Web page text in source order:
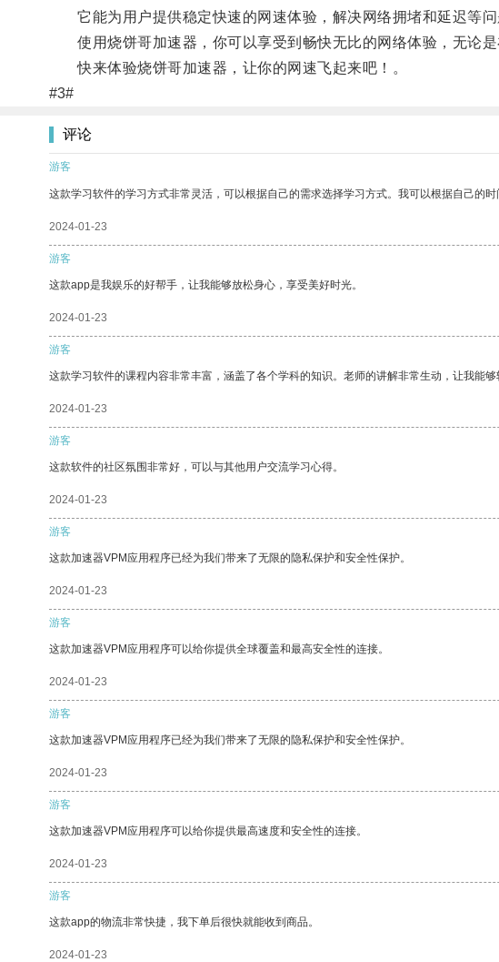
它能为用户提供稳定快速的网速体验，解决网络拥堵和延迟等问
使用烧饼哥加速器，你可以享受到畅快无比的网络体验，无论是
快来体验烧饼哥加速器，让你的网速飞起来吧！。
#3#
评论
游客
这款学习软件的学习方式非常灵活，可以根据自己的需求选择学习方式。我可以根据自己的时
2024-01-23
游客
这款app是我娱乐的好帮手，让我能够放松身心，享受美好时光。
2024-01-23
游客
这款学习软件的课程内容非常丰富，涵盖了各个学科的知识。老师的讲解非常生动，让我能够
2024-01-23
游客
这款软件的社区氛围非常好，可以与其他用户交流学习心得。
2024-01-23
游客
这款加速器VPM应用程序已经为我们带来了无限的隐私保护和安全性保护。
2024-01-23
游客
这款加速器VPM应用程序可以给你提供全球覆盖和最高安全性的连接。
2024-01-23
游客
这款加速器VPM应用程序已经为我们带来了无限的隐私保护和安全性保护。
2024-01-23
游客
这款加速器VPM应用程序可以给你提供最高速度和安全性的连接。
2024-01-23
游客
这款app的物流非常快捷，我下单后很快就能收到商品。
2024-01-23